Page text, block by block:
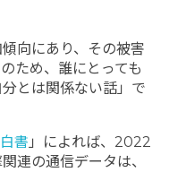
向にあり、その被害
ため、誰にとっても
とは関係ない話」で
書 」によれば、2022
連の通信データは、